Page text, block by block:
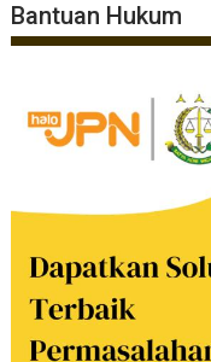
Bantuan Hukum